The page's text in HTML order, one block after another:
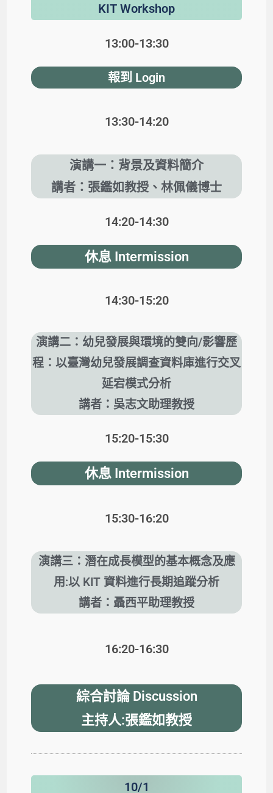
KIT Workshop
13:00-13:30
報到 Login
13:30-14:20
演講一：背景及資料簡介
講者：張鑑如教授、林佩儀博士
14:20-14:30
休息 Intermission
14:30-15:20
演講二：幼兒發展與環境的雙向/影響歷
程：以臺灣幼兒發展調查資料庫進行交叉
延宕模式分析
講者：吳志文助理教授
15:20-15:30
休息 Intermission
15:30-16:20
演講三：潛在成長模型的基本概念及應
用:以 KIT 資料進行長期追蹤分析
講者：聶西平助理教授
16:20-16:30
綜合討論 Discussion
主持人:張鑑如教授
10/1